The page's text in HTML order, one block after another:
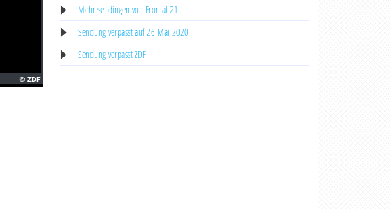
Mehr sendingen von Frontal 21
Sendung verpasst auf 26 Mai 2020
Sendung verpasst ZDF